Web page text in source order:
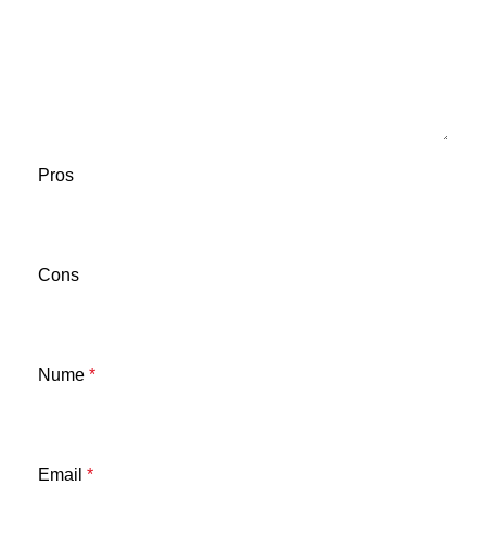
Pros
Cons
Nume *
Email *